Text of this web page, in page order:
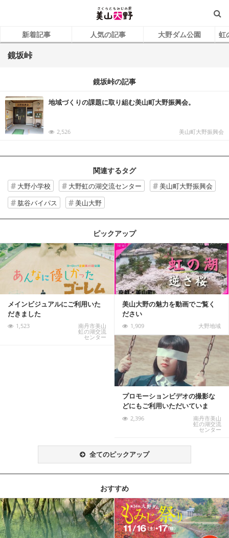
新着記事 人気の記事 大野ダム公園 虹
鏡坂峠
鏡坂峠の記事
地域づくりの課題に取り組む美山町大野振興会。
2,526 美山町大野振興会
関連するタグ
大野小学校 大野虹の湖交流センター
美山町大野振興会
肱谷バイパス
美山大野
ピックアップ
メインビジュアルにご利用いた
だきました
1,523 南丹市美山
虹の湖交流
センター
美山大野の魅力を動画でご覧く
ださい
1,909 大野地域
記事を読む
プロモーションビデオの撮影な
どにもご利用いただいていま
す。2,396 南丹市美山
虹の湖交流
センター
記事を読む
全てのピックアップ
おすすめ
記事を読む